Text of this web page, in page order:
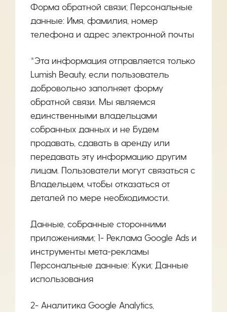
Форма обратной связи; Персональные
данные: Имя, фамилия, номер
телефона и адрес электронной почты
*Эта информация отправляется только
Lumish Beauty, если пользователь
добровольно заполняет форму
обратной связи. Мы являемся
единственными владельцами
собранных данных и не будем
продавать, сдавать в аренду или
передавать эту информацию другим
лицам. Пользователи могут связаться с
Владельцем, чтобы отказаться от
деталей по мере необходимости.
Данные, собранные сторонними
приложениями; 1- Реклама Google Ads и
инструменты мета-рекламы
Персональные данные: Куки; Данные
использования
2- Аналитика Google Analytics,